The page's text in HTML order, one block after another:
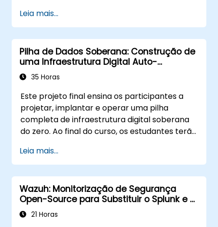
envolvidas no sector dos pagamentos.
Ter uma visão profunda e compreensão
dos 12 requisitos do PCI DSS.
Demonstrar conhecimento do PCI DSS e
como ele se aplica às organizações
envolvidas no processo de transação.
Leia mais...
Pilha de Dados Soberana: Construção de
uma Infraestrutura Digital Auto-
Hospedada Integrada
35 Horas
Este projeto final ensina os participantes a
projetar, implantar e operar uma pilha
completa de infraestrutura digital soberana
do zero. Ao final do curso, os estudantes terão
utilizando apenas ferramentas auto-
hospedadas e de código aberto: identidade,
comunicação, produtividade,
desenvolvimento, segurança, IA e
monitoramento - tudo isso sem depender do
Google, Microsoft, AWS ou SaaS proprietário.
Leia mais...
Wazuh: Monitorização de Segurança
Open-Source para Substituir o Splunk e o
Sentinel
21 Horas